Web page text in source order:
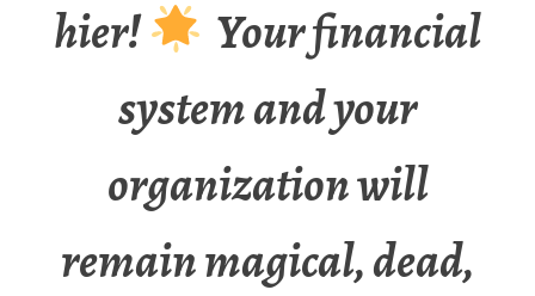
hier!
Your financial
system and your
organization will
remain magical, dead,